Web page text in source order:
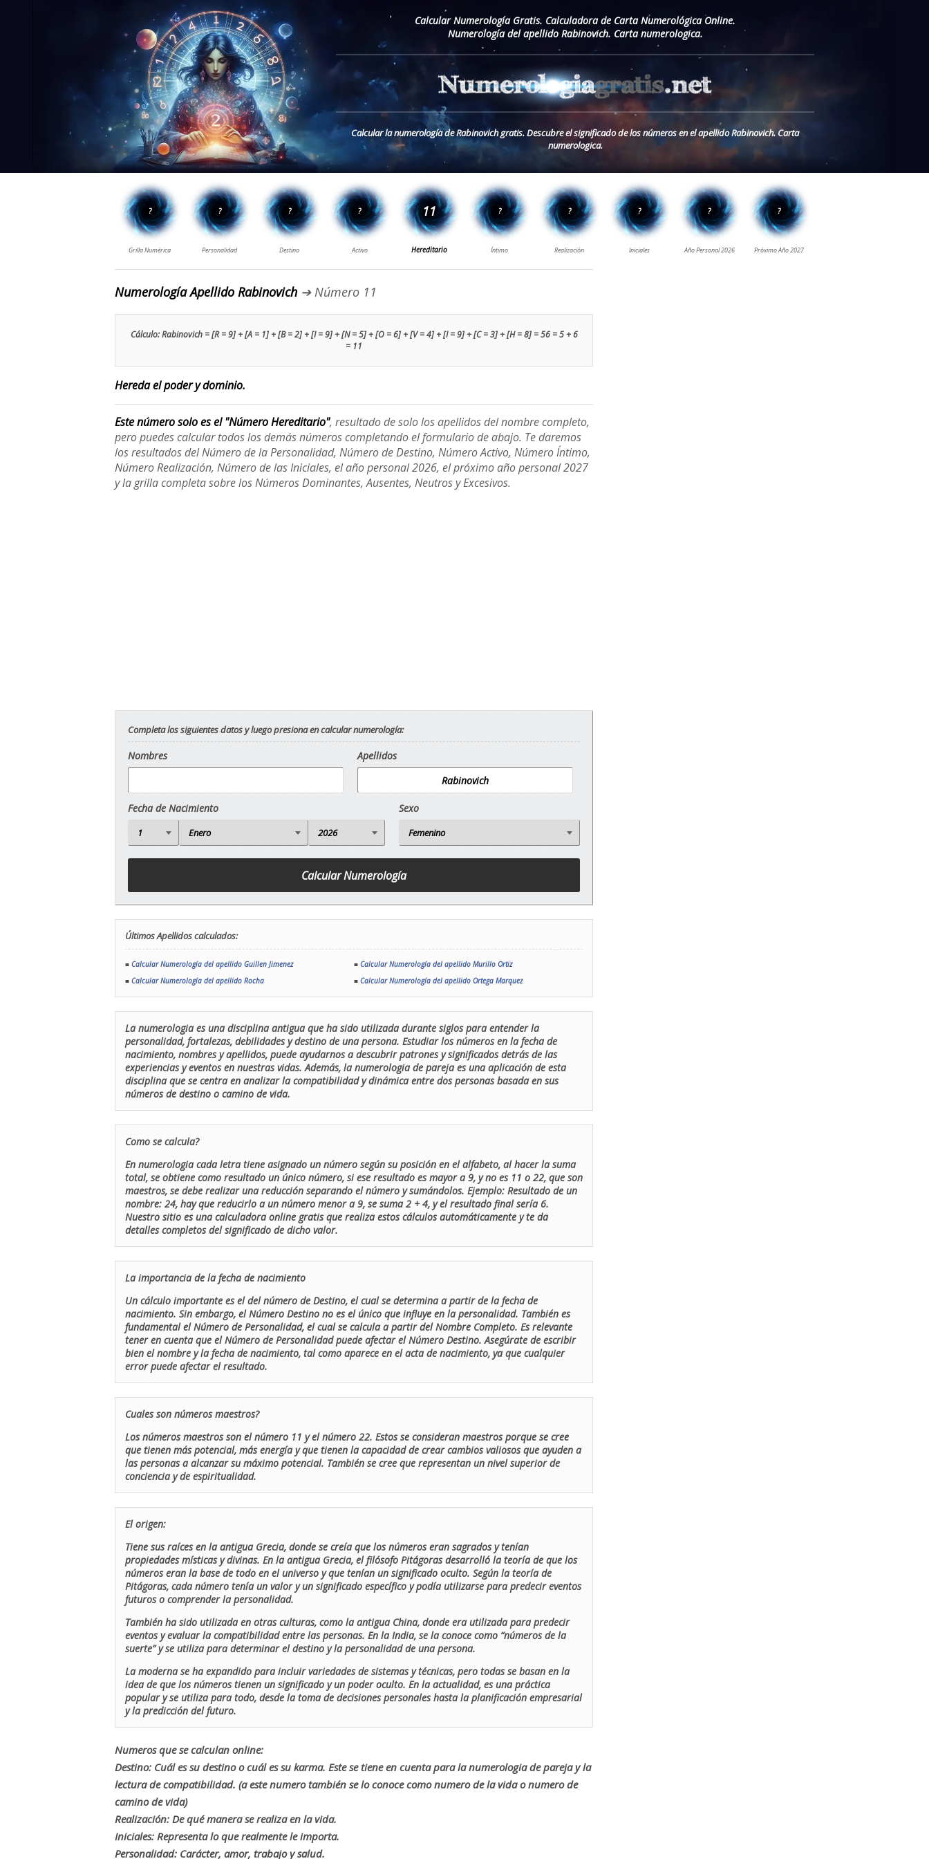
Calcular Numerología Gratis. Calculadora de Carta Numerológica Online.
Numerología del apellido Rabinovich. Carta numerologica.
Calcular la numerología de Rabinovich gratis. Descubre el significado de los números en el apellido Rabinovich. Carta
numerologica.
Numerología Apellido Rabinovich ➔ Número 11
Cálculo: Rabinovich = [R = 9] + [A = 1] + [B = 2] + [I = 9] + [N = 5] + [O = 6] + [V = 4] + [I = 9] + [C = 3] + [H = 8] = 56 = 5 + 6
= 11
Hereda el poder y dominio.
Este número solo es el "Número Hereditario", resultado de solo los apellidos del nombre completo,
pero puedes calcular todos los demás números completando el formulario de abajo. Te daremos
los resultados del Número de la Personalidad, Número de Destino, Número Activo, Número Íntimo,
Número Realización, Número de las Iniciales, el año personal 2026, el próximo año personal 2027
y la grilla completa sobre los Números Dominantes, Ausentes, Neutros y Excesivos.
Completa los siguientes datos y luego presiona en calcular numerología:
Nombres Apellidos
Fecha de Nacimiento Sexo
Últimos Apellidos calculados:
■ Calcular Numerología del apellido Guillen Jimenez ■ Calcular Numerología del apellido Murillo Ortiz
■ Calcular Numerología del apellido Rocha ■ Calcular Numerología del apellido Ortega Marquez
La numerologia es una disciplina antigua que ha sido utilizada durante siglos para entender la
personalidad, fortalezas, debilidades y destino de una persona. Estudiar los números en la fecha de
nacimiento, nombres y apellidos, puede ayudarnos a descubrir patrones y significados detrás de las
experiencias y eventos en nuestras vidas. Además, la numerologia de pareja es una aplicación de esta
disciplina que se centra en analizar la compatibilidad y dinámica entre dos personas basada en sus
números de destino o camino de vida.
Como se calcula?
En numerologia cada letra tiene asignado un número según su posición en el alfabeto, al hacer la suma
total, se obtiene como resultado un único número, si ese resultado es mayor a 9, y no es 11 o 22, que son
maestros, se debe realizar una reducción separando el número y sumándolos. Ejemplo: Resultado de un
nombre: 24, hay que reducirlo a un número menor a 9, se suma 2 + 4, y el resultado final sería 6.
Nuestro sitio es una calculadora online gratis que realiza estos cálculos automáticamente y te da
detalles completos del significado de dicho valor.
La importancia de la fecha de nacimiento
Un cálculo importante es el del número de Destino, el cual se determina a partir de la fecha de
nacimiento. Sin embargo, el Número Destino no es el único que influye en la personalidad. También es
fundamental el Número de Personalidad, el cual se calcula a partir del Nombre Completo. Es relevante
tener en cuenta que el Número de Personalidad puede afectar el Número Destino. Asegúrate de escribir
bien el nombre y la fecha de nacimiento, tal como aparece en el acta de nacimiento, ya que cualquier
error puede afectar el resultado.
Cuales son números maestros?
Los números maestros son el número 11 y el número 22. Estos se consideran maestros porque se cree
que tienen más potencial, más energía y que tienen la capacidad de crear cambios valiosos que ayuden a
las personas a alcanzar su máximo potencial. También se cree que representan un nivel superior de
conciencia y de espiritualidad.
El origen:
Tiene sus raíces en la antigua Grecia, donde se creía que los números eran sagrados y tenían
propiedades místicas y divinas. En la antigua Grecia, el filósofo Pitágoras desarrolló la teoría de que los
números eran la base de todo en el universo y que tenían un significado oculto. Según la teoría de
Pitágoras, cada número tenía un valor y un significado específico y podía utilizarse para predecir eventos
futuros o comprender la personalidad.
También ha sido utilizada en otras culturas, como la antigua China, donde era utilizada para predecir
eventos y evaluar la compatibilidad entre las personas. En la India, se la conoce como “números de la
suerte” y se utiliza para determinar el destino y la personalidad de una persona.
La moderna se ha expandido para incluir variedades de sistemas y técnicas, pero todas se basan en la
idea de que los números tienen un significado y un poder oculto. En la actualidad, es una práctica
popular y se utiliza para todo, desde la toma de decisiones personales hasta la planificación empresarial
y la predicción del futuro.
Numeros que se calculan online:
Destino: Cuál es su destino o cuál es su karma. Este se tiene en cuenta para la numerologia de pareja y la
lectura de compatibilidad. (a este numero también se lo conoce como numero de la vida o numero de
camino de vida)
Realización: De qué manera se realiza en la vida.
Iniciales: Representa lo que realmente le importa.
Personalidad: Carácter, amor, trabajo y salud.